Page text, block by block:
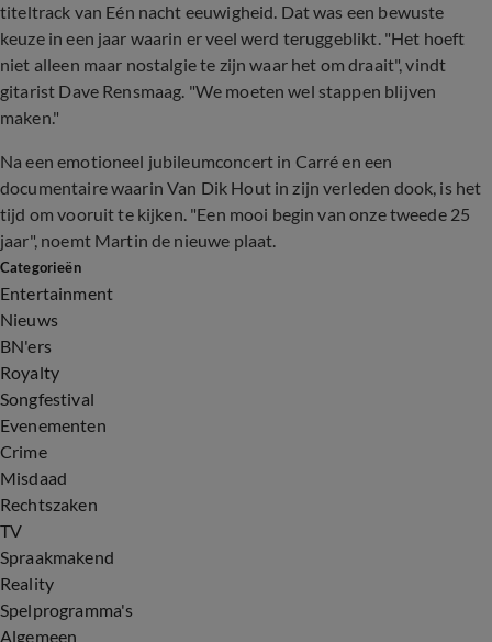
titeltrack van Eén nacht eeuwigheid. Dat was een bewuste
keuze in een jaar waarin er veel werd teruggeblikt. "Het hoeft
niet alleen maar nostalgie te zijn waar het om draait", vindt
gitarist Dave Rensmaag. "We moeten wel stappen blijven
maken."
Na een emotioneel jubileumconcert in Carré en een
documentaire waarin Van Dik Hout in zijn verleden dook, is het
tijd om vooruit te kijken. "Een mooi begin van onze tweede 25
jaar", noemt Martin de nieuwe plaat.
Categorieën
Entertainment
Nieuws
BN'ers
Royalty
Songfestival
Evenementen
Crime
Misdaad
Rechtszaken
TV
Spraakmakend
Reality
Spelprogramma's
Algemeen